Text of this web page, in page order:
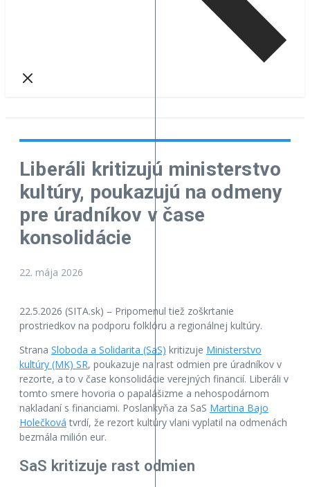
Liberáli kritizujú ministerstvo
kultúry, poukazujú na odmeny
pre úradníkov v čase
konsolidácie
22. mája 2026
22.5.2026 (SITA.sk) – Pripomenul tiež zoškrtanie
prostriedkov na podporu folklóru a regionálnej kultúry.
Strana Sloboda a Solidarita (SaS) kritizuje Ministerstvo
kultúry (MK) SR, poukazuje na rast odmien pre úradníkov v
rezorte, a to v čase konsolidácie verejných financií. Liberáli v
tomto smere hovoria o papalášizme a nehospodárnom
nakladaní s financiami. Poslankyňa za SaS Martina Bajo
Holečková tvrdí, že rezort kultúry vlani vyplatil na odmenách
bezmála milión eur.
SaS kritizuje rast odmien